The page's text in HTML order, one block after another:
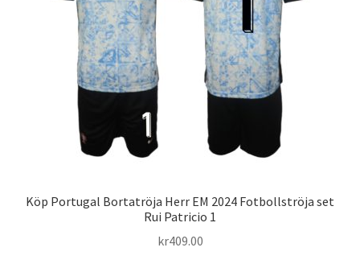
kan
väljas
på
produktsidan
Köp Portugal Bortatröja Herr EM 2024 Fotbollströja set
Rui Patricio 1
kr409.00